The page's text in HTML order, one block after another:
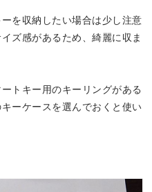
を収納したい場合は少し注意
ズ感があるため、綺麗に収ま
トキー用のキーリングがある
ーケースを選んでおくと使い